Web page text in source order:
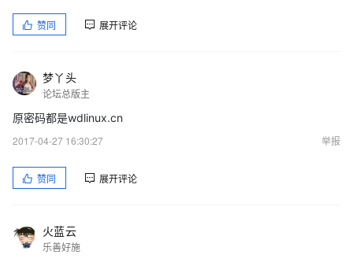
赞同 展开评论
梦丫头
论坛总版主
原密码都是wdlinux.cn
2017-04-27 16:30:27
举报
赞同 展开评论
火蓝云
乐善好施